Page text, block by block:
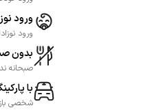
ورود
ورود
بدون
صبحانه
با
شخصی باز